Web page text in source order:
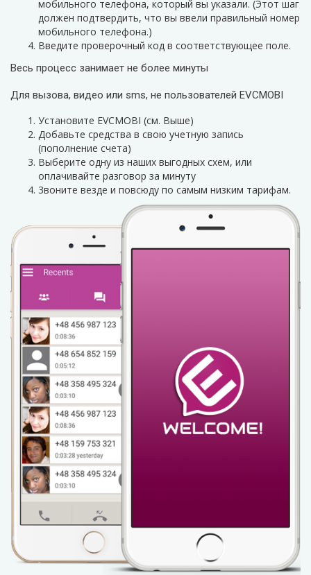
мобильного телефона, который вы указали. (Этот шаг
должен подтвердить, что вы ввели правильный номер
мобильного телефона.)
Введите проверочный код в соответствующее поле.
Весь процесс занимает не более минуты
Для вызова, видео или sms, не пользователей EVCMOBI
Установите EVCMOBI (см. Выше)
Добавьте средства в свою учетную запись
(пополнение счета)
Выберите одну из наших выгодных схем, или
оплачивайте разговор за минуту
3воните везде и повсюду по самым низким тарифам.